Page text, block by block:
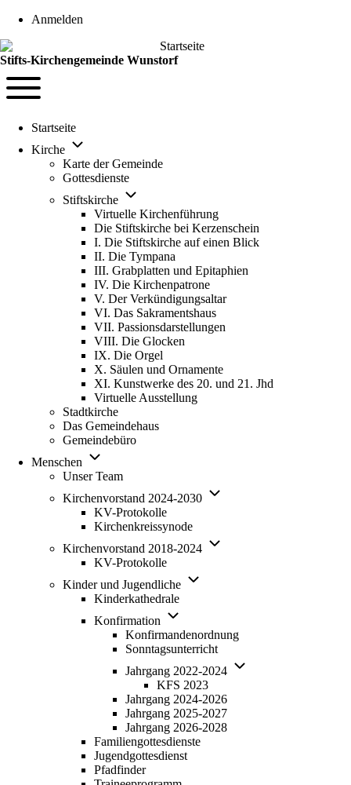
User account menu
Anmelden
Stifts-Kirchengemeinde Wunstorf
Navigation
Startseite
Kirche
Unternavigation von Kirche
Karte der Gemeinde
Gottesdienste
Stiftskirche
Unternavigation von Stiftskirche
Virtuelle Kirchenführung
Die Stiftskirche bei Kerzenschein
I. Die Stiftskirche auf einen Blick
II. Die Tympana
III. Grabplatten und Epitaphien
IV. Die Kirchenpatrone
V. Der Verkündigungsaltar
VI. Das Sakramentshaus
VII. Passionsdarstellungen
VIII. Die Glocken
IX. Die Orgel
X. Säulen und Ornamente
XI. Kunstwerke des 20. und 21. Jhd
Virtuelle Ausstellung
Stadtkirche
Das Gemeindehaus
Gemeindebüro
Menschen
Unternavigation von Menschen
Unser Team
Kirchenvorstand 2024-2030
Unternavigation von
KV-Protokolle
Kirchenkreissynode
Kirchenvorstand 2018-2024
Unternavigation von
KV-Protokolle
Kinder und Jugendliche
Unternavigation von Kinder und
Kinderkathedrale
Konfirmation
Unternavigation von Konfirmation
Konfirmandenordnung
Sonntagsunterricht
Jahrgang 2022-2024
Unternavigation von
KFS 2023
Jahrgang 2024-2026
Jahrgang 2025-2027
Jahrgang 2026-2028
Familiengottesdienste
Jugendgottesdienst
Pfadfinder(opens in new tab)